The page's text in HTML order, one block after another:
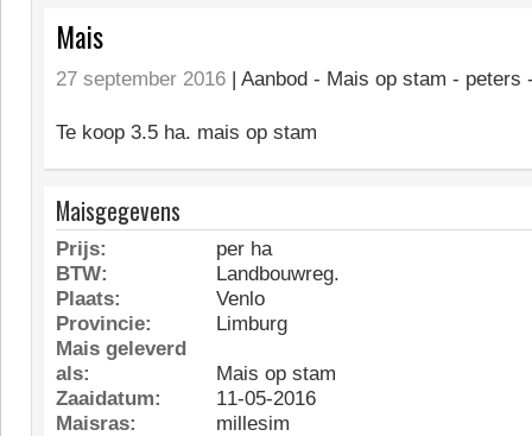
Mais
27 september 2016 | Aanbod - Mais op stam - peters
Te koop 3.5 ha. mais op stam
Maisgegevens
Prijs:
per ha
BTW:
Landbouwreg.
Plaats:
Venlo
Provincie:
Limburg
Mais geleverd
als:
Mais op stam
Zaaidatum:
11-05-2016
Maisras:
millesim